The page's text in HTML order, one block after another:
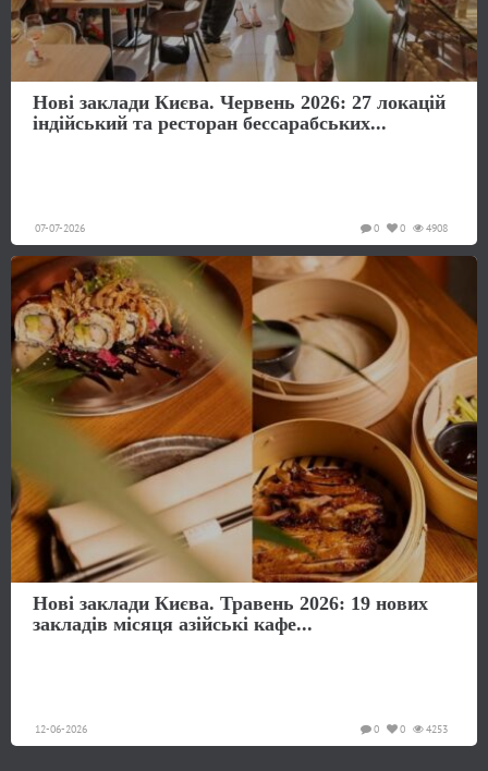
Нові заклади Києва. Червень 2026: 27 локацій
індійський та ресторан бессарабських...
07-07-2026 4908
0
0
Нові заклади Києва. Травень 2026: 19 нових
закладів місяця азійські кафе...
12-06-2026 4253
0
0